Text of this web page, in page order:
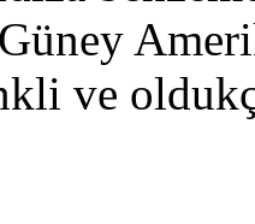
Güney
ve